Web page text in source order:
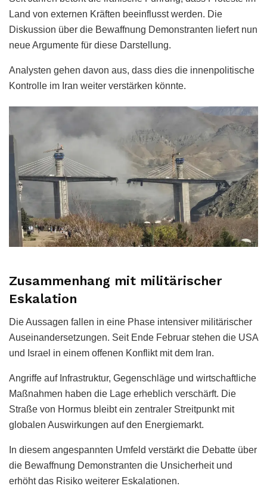
Land von externen Kräften beeinflusst werden. Die
Diskussion über die Bewaffnung Demonstranten liefert nun
neue Argumente für diese Darstellung.
Analysten gehen davon aus, dass dies die innenpolitische
Kontrolle im Iran weiter verstärken könnte.
Zusammenhang mit militärischer
Eskalation
Die Aussagen fallen in eine Phase intensiver militärischer
Auseinandersetzungen. Seit Ende Februar stehen die USA
und Israel in einem offenen Konflikt mit dem Iran.
Angriffe auf Infrastruktur, Gegenschläge und wirtschaftliche
Maßnahmen haben die Lage erheblich verschärft. Die
Straße von Hormus bleibt ein zentraler Streitpunkt mit
globalen Auswirkungen auf den Energiemarkt.
In diesem angespannten Umfeld verstärkt die Debatte über
die Bewaffnung Demonstranten die Unsicherheit und
erhöht das Risiko weiterer Eskalationen.